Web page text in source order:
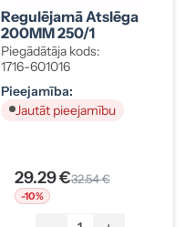
Regulējamā Atslēga
200MM 250/1
Piegādātāja kods:
1716-601016
Pieejamība:
Jautāt pieejamību
29.29 €32.54 €
-10%